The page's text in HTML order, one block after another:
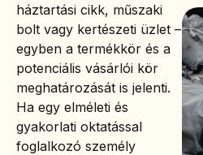
háztartási cikk, műszaki
bolt vagy kertészeti üzlet –
egyben a termékkör és a
potenciális vásárlói kör
meghatározását is jelenti.
Ha egy elméleti és
gyakorlati oktatással
foglalkozó személy